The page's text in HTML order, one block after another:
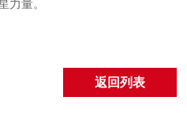
力量。
返回列表